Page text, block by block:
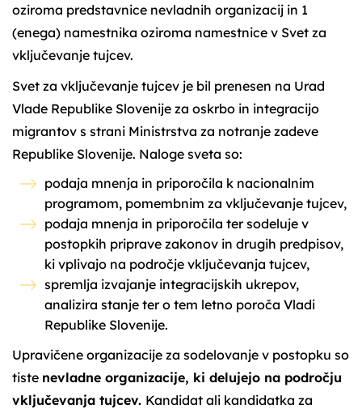
oziroma predstavnice nevladnih organizacij in 1
(enega) namestnika oziroma namestnice v Svet za
vključevanje tujcev.
Svet za vključevanje tujcev je bil prenesen na Urad
Vlade Republike Slovenije za oskrbo in integracijo
migrantov s strani Ministrstva za notranje zadeve
Republike Slovenije. Naloge sveta so:
podaja mnenja in priporočila k nacionalnim
programom, pomembnim za vključevanje tujcev,
podaja mnenja in priporočila ter sodeluje v
postopkih priprave zakonov in drugih predpisov,
ki vplivajo na področje vključevanja tujcev,
spremlja izvajanje integracijskih ukrepov,
analizira stanje ter o tem letno poroča Vladi
Republike Slovenije.
Upravičene organizacije za sodelovanje v postopku so
tiste nevladne organizacije, ki delujejo na področju
vključevanja tujcev. Kandidat ali kandidatka za